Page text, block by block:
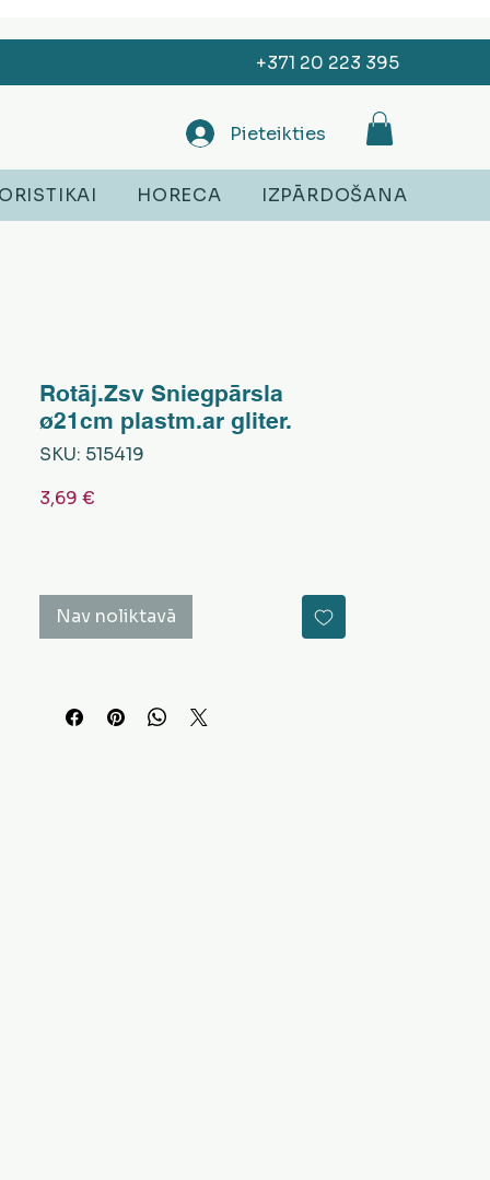
+371 20 223 395
Pieteikties
HORECA IZPĀRDOŠANA
Rotāj.Zsv Sniegpārsla
ø21cm plastm.ar gliter.
SKU: 515419
3,69 €
Nav noliktavā